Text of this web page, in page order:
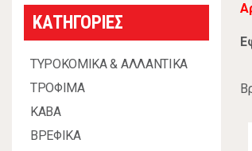
ΚΑΤΗΓΟΡΙΕΣ
ΤΥΡΟΚΟΜΙΚΑ & ΑΛΛΑΝΤΙΚΑ
ΤΡΟΦΙΜΑ
ΚΑΒΑ
ΒΡΕΦΙΚΑ